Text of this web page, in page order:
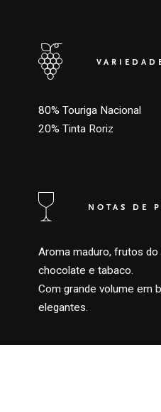
80% Touriga Nacional
20% Tinta Roriz
NOTAS DE
Aroma maduro, frutos do
chocolate e tabaco.
Com grande volume em
elegantes.